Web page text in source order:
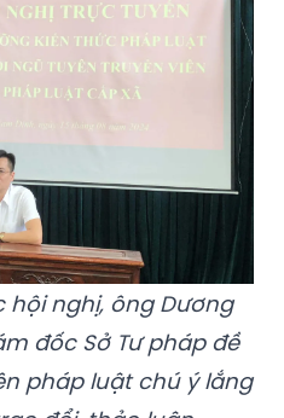
hội nghị, ông Dương
đốc Sở Tư pháp đề
pháp luật chú ý lắng